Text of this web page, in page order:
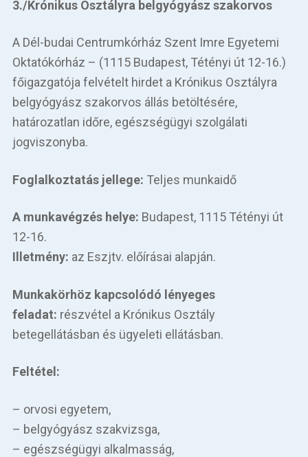
3./Krónikus Osztályra belgyógyász szakorvos
A Dél-budai Centrumkórház Szent Imre Egyetemi
Oktatókórház – (1115 Budapest, Tétényi út 12-16.)
főigazgatója felvételt hirdet a Krónikus Osztályra
belgyógyász szakorvos állás betöltésére,
határozatlan időre, egészségügyi szolgálati
jogviszonyba.
Foglalkoztatás jellege: Teljes munkaidő
A munkavégzés helye: Budapest, 1115 Tétényi út
12-16.
Illetmény: az Eszjtv. előírásai alapján.
Munkakörhöz kapcsolódó lényeges
feladat: részvétel a Krónikus Osztály
betegellátásban és ügyeleti ellátásban.
Feltétel:
– orvosi egyetem,
– belgyógyász szakvizsga,
– egészségügyi alkalmasság,